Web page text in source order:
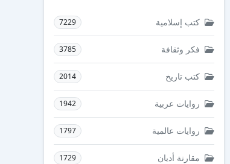
كتب إسلامية 7229
فكر وثقافة 3785
كتب تاريخ 2014
روايات عربية 1942
روايات عالمية 1797
مقارنة أديان 1729